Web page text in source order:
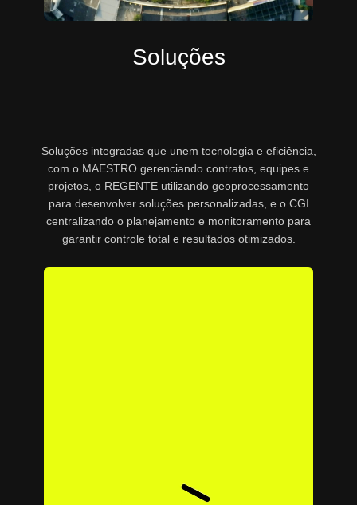
Soluções
Soluções integradas que unem tecnologia e eficiência,
com o MAESTRO gerenciando contratos, equipes e
projetos, o REGENTE utilizando geoprocessamento
para desenvolver soluções personalizadas, e o CGI
centralizando o planejamento e monitoramento para
garantir controle total e resultados otimizados.